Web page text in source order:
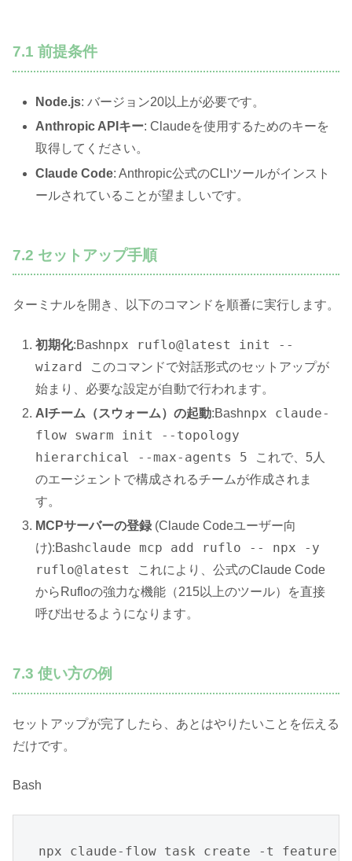
7.1 前提条件
Node.js: バージョン20以上が必要です。
Anthropic APIキー: Claudeを使用するためのキーを
取得してください。
Claude Code: Anthropic公式のCLIツールがインスト
ールされていることが望ましいです。
7.2 セットアップ手順
ターミナルを開き、以下のコマンドを順番に実行します。
初期化:Bashnpx ruflo@latest init --
wizard
このコマンドで対話形式のセットアップが
始まり、必要な設定が自動で行われます。
AIチーム（スウォーム）の起動:Bashnpx claude-
flow swarm init --topology
hierarchical --max-agents 5
これで、5人
のエージェントで構成されるチームが作成されま
す。
MCPサーバーの登録 (Claude Codeユーザー向
け):Bashclaude mcp add ruflo -- npx -y
ruflo@latest
これにより、公式のClaude Code
からRufloの強力な機能（215以上のツール）を直接
呼び出せるようになります。
7.3 使い方の例
セットアップが完了したら、あとはやりたいことを伝える
だけです。
Bash